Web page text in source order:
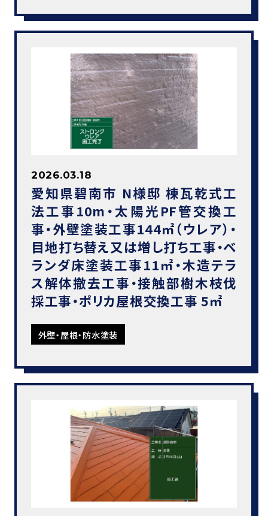
2026.03.18
愛知県碧南市 N様邸 棟瓦乾式工
法工事10m・太陽光PF管交換工
事・外壁塗装工事144㎡（ウレア）・
目地打ち替え又は増し打ち工事・ベ
ランダ床塗装工事11㎡・木造テラ
ス解体撤去工事・接触部樹木枝伐
採工事・ポリカ屋根交換工事 5㎡
外壁・屋根・防水塗装